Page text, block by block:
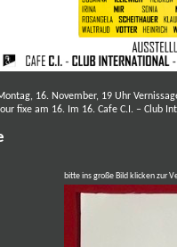
16. November, 19 Uhr
fixe am 16. Im 16. Cafe C.I. – Club
bitte ins große Bild klicken zur